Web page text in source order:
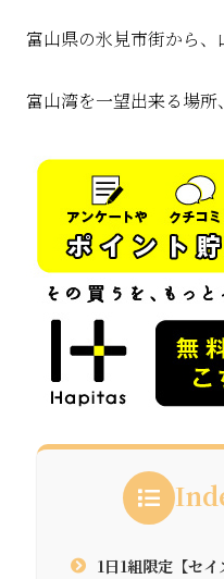
富山県の氷見市街から、
富山湾を一望出来る場所
1日1組限定【セイ